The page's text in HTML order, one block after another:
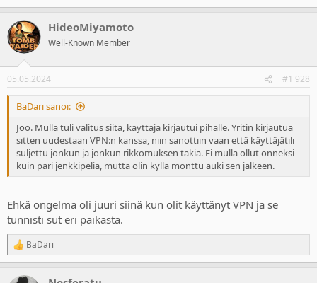
HideoMiyamoto
Well-Known Member
05.05.2024 #1 928
BaDari sanoi:
Joo. Mulla tuli valitus siitä, käyttäjä kirjautui pihalle. Yritin kirjautua
sitten uudestaan VPN:n kanssa, niin sanottiin vaan että käyttäjätili
suljettu jonkun ja jonkun rikkomuksen takia. Ei mulla ollut onneksi
kuin pari jenkkipeliä, mutta olin kyllä monttu auki sen jälkeen.
Ehkä ongelma oli juuri siinä kun olit käyttänyt VPN ja se
tunnisti sut eri paikasta.
R
e
BaDari